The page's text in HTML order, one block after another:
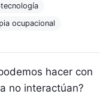
ocupacional
hacer con
no interactúan?